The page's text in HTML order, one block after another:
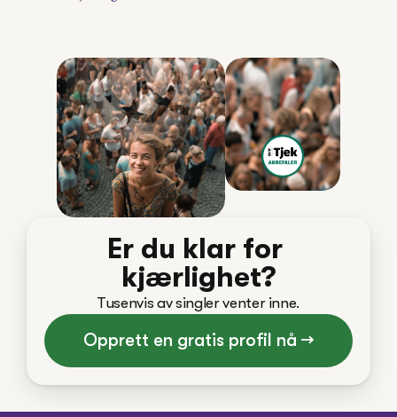
Er du klar for
kjærlighet?
Tusenvis av singler venter inne.
Opprett en gratis profil nå →